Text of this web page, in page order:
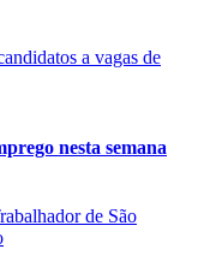
nesta semana